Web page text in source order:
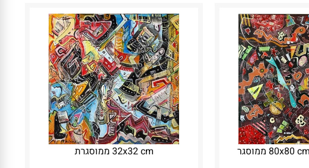
32x32 cm ממוסגרת